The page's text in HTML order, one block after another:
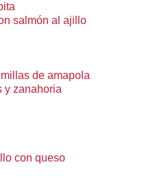
salmón al ajillo
de amapola
y zanahoria
con queso